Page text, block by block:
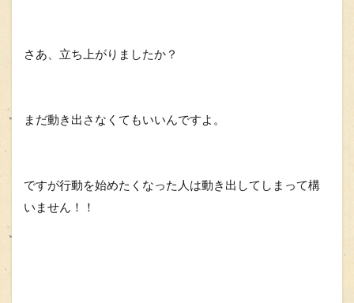
さあ、立ち上がりましたか？
まだ動き出さなくてもいいんですよ。
ですが行動を始めたくなった人は動き出してしまって構
いません！！